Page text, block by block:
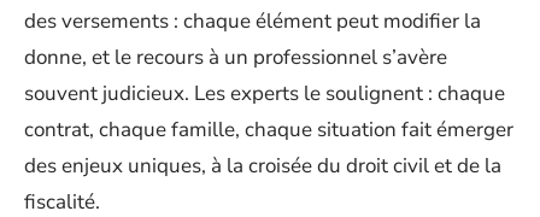
des versements : chaque élément peut modifier la
donne, et le recours à un professionnel s’avère
souvent judicieux. Les experts le soulignent : chaque
contrat, chaque famille, chaque situation fait émerger
des enjeux uniques, à la croisée du droit civil et de la
fiscalité.